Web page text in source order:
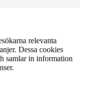
relevanta
Dessa cookies
samlar in information